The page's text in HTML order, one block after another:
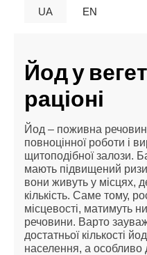
UA EN
Йод у
раціоні
Йод – поживна
повноцінної роботи і
щитоподібної залози.
мають підвищений
вони живуть у місцях,
кількість. Саме тому,
місцевості, матимуть
речовини. Варто
достатньої кількості
населення, а особливо